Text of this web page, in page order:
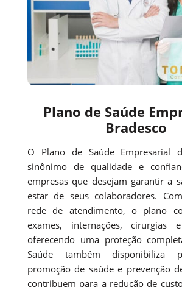
Plano de Saúde
Bradesco
O Plano de Saúde Empresarial
sinônimo de qualidade e
empresas que desejam garantir a
estar de seus colaboradores.
rede de atendimento, o plano
exames, internações, cirurgias
oferecendo uma proteção
Saúde também disponibiliza
promoção de saúde e prevenção
contribuem para a redução de